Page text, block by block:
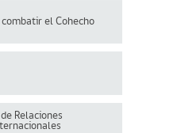
combatir el Cohecho
Relaciones